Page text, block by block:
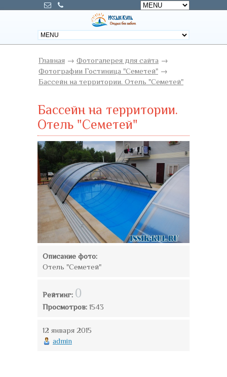
Главная → Фотогалерея для сайта →
Фотографии Гостиница "Семетей" →
Бассейн на территории. Отель "Семетей"
Бассейн на территории.
Отель "Семетей"
Описание фото:
Отель "Семетей"
Рейтинг: 0
Просмотров: 1543
12 января 2015
admin